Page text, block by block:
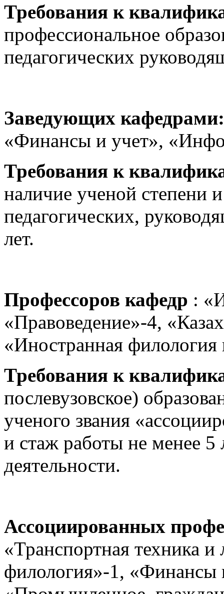
Требования к
профессиональное
педагогических
Заведующих кафедрами:
«Финансы и учет»,
Требования к
наличие ученой степени
педагогических,
лет.
Профессоров кафедр :
«Правоведение»-4,
«Иностранная филология
Требования к
послевузовское)
ученого звания
и стаж работы не менее 5
деятельности.
Ассоциированных
«Транспортная техника и
филология»-1, «Финансы